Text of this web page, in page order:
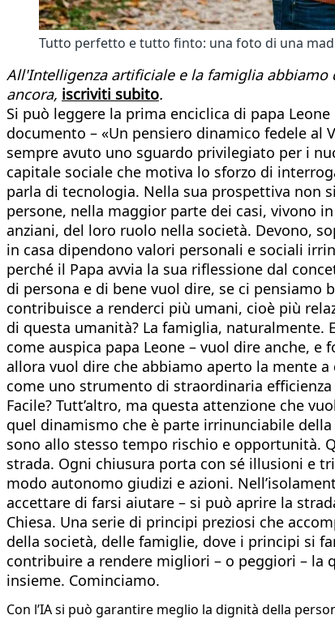
Tutto perfetto e tutto finto: una foto di una
All'Intelligenza artificiale e la famiglia abbiamo
ancora, iscriviti subito.
Si può leggere la prima enciclica di papa
documento – «Un pensiero dinamico fedele al
sempre avuto uno sguardo privilegiato per i
capitale sociale che motiva lo sforzo di
parla di tecnologia. Nella sua prospettiva non
persone, nella maggior parte dei casi, vivono
anziani, del loro ruolo nella società. Devono,
in casa dipendono valori personali e sociali
perché il Papa avvia la sua riflessione dal
di persona e di bene vuol dire, se ci pensiamo
contribuisce a renderci più umani, cioè più
di questa umanità? La famiglia, naturalmente.
come auspica papa Leone – vuol dire anche,
allora vuol dire che abbiamo aperto la mente
come uno strumento di straordinaria
Facile? Tutt’altro, ma questa attenzione che
quel dinamismo che è parte irrinunciabile
sono allo stesso tempo rischio e opportunità.
strada. Ogni chiusura porta con sé illusioni e
modo autonomo giudizi e azioni.
accettare di farsi aiutare – si può aprire la
Chiesa. Una serie di principi preziosi che
della società, delle famiglie, dove i principi si
contribuire a rendere migliori – o peggiori – la
insieme. Cominciamo.
Con l’IA si può garantire meglio la dignità della